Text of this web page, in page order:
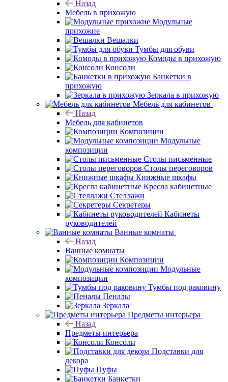
Назад
Мебель в прихожую
Модульные
прихожие
Вешалки
Тумбы для обуви
Комоды в прихожую
Консоли
Банкетки в
прихожую
Зеркала в прихожую
Мебель для кабинетов
Назад
Мебель для кабинетов
Композиции
Модульные
композиции
Столы письменные
Столы переговоров
Книжные шкафы
Кресла кабинетные
Стеллажи
Секретеры
Кабинеты
руководителей
Ванные комнаты
Назад
Ванные комнаты
Композиции
Модульные
композиции
Тумбы под раковину
Пеналы
Зеркала
Предметы интерьера
Назад
Предметы интерьера
Консоли
Подставки для
декора
Пуфы
Банкетки